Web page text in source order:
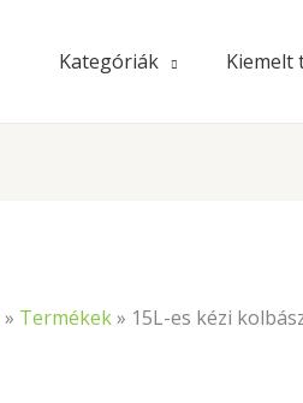
Kategóriák Kiemelt
» Termékek» 15L-es kézi